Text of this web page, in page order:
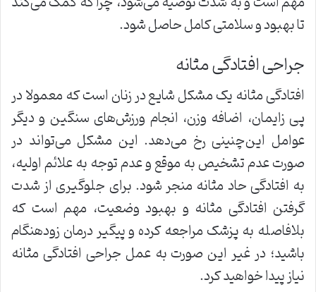
تا بهبود و سلامتی کامل حاصل شود.
جراحی افتادگی مثانه
افتادگی مثانه یک مشکل شایع در زنان است که معمولا در
پی زایمان، اضافه وزن، انجام ورزش‌های سنگین و دیگر
عوامل این‌چنینی رخ می‌دهد. این مشکل می‌تواند در
صورت عدم تشخیص به موقع و عدم توجه به علائم اولیه،
به افتادگی حاد مثانه منجر شود. برای جلوگیری از شدت
گرفتن افتادگی مثانه و بهبود وضعیت، مهم است که
بلافاصله به پزشک مراجعه کرده و پیگیر درمان زودهنگام
باشید؛ در غیر این صورت به عمل جراحی افتادگی مثانه
نیاز پیدا خواهید کرد.